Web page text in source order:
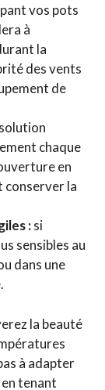
vos pots
à
la
des vents
de
chaque
en
conserver la
:si
sensibles au
dans une
la beauté
à adapter
tenant